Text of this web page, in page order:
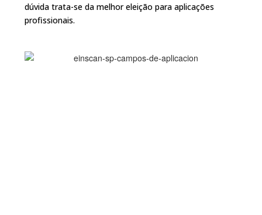
dúvida trata-se da melhor eleição para aplicações
profissionais.